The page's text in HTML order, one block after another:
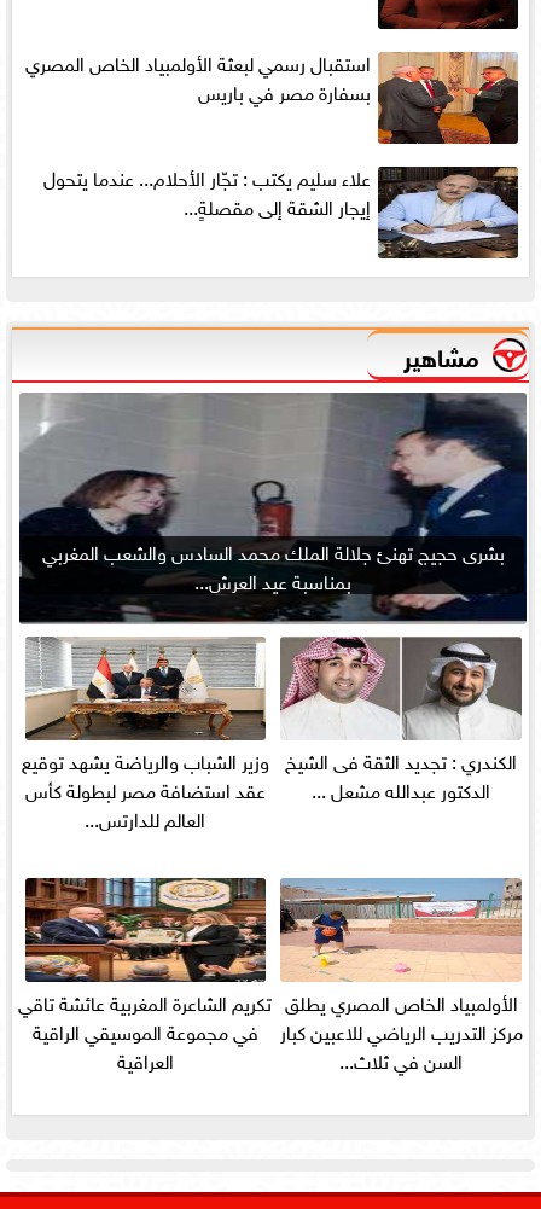
استقبال رسمي لبعثة الأولمبياد الخاص المصري
بسفارة مصر في باريس
علاء سليم يكتب : تجّار الأحلام... عندما يتحول
إيجار الشقة إلى مقصلةٍ...
مشاهير
بشرى حجيج تهنئ جلالة الملك محمد السادس والشعب المغربي
بمناسبة عيد العرش...
الكندري : تجديد الثقة فى الشيخ
الدكتور عبدالله مشعل ...
وزير الشباب والرياضة يشهد توقيع
عقد استضافة مصر لبطولة كأس
العالم للدارتس...
الأولمبياد الخاص المصري يطلق
مركز التدريب الرياضي للاعبين كبار
السن في ثلاث...
تكريم الشاعرة المغربية عائشة تاقي
في مجموعة الموسيقي الراقية
العراقية